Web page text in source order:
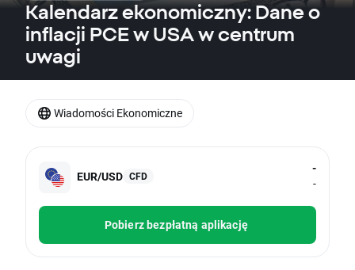
Kalendarz ekonomiczny: Dane o
inflacji PCE w USA w centrum
uwagi
EUR/USD CFD
-
-
Pobierz bezpłatną aplikację
Wiadomości Ekonomiczne